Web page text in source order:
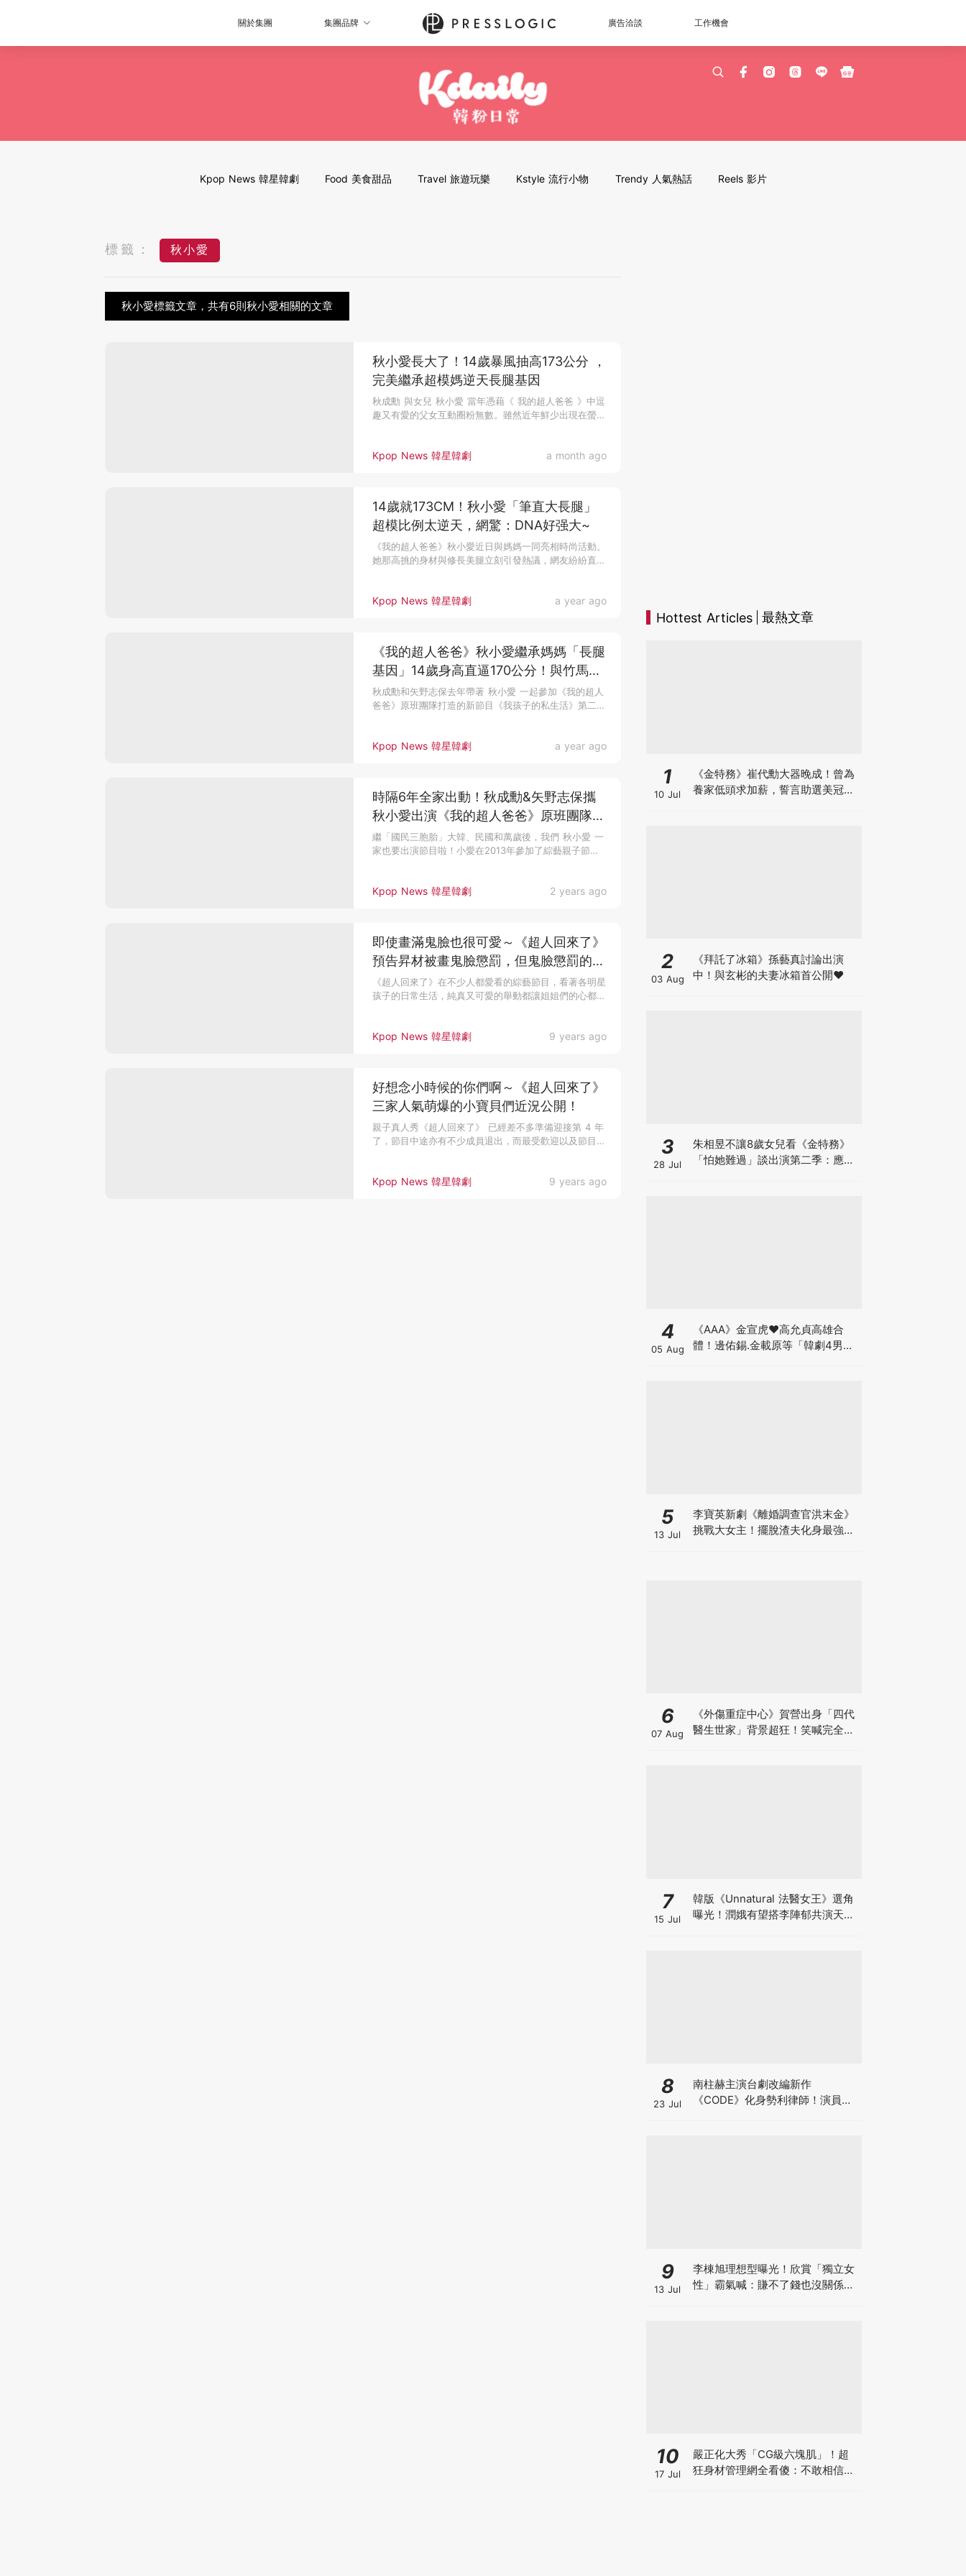
關於集團 集團品牌 廣告洽談 工作機會
Kpop News 韓星韓劇 Food 美食甜品 Travel 旅遊玩樂 Kstyle 流行小物 Trendy 人氣熱話 Reels 影片
標籤： 秋小愛
秋小愛標籤文章，共有6則秋小愛相關的文章
Kpop News 韓星韓劇 a month ago
秋小愛長大了！14歲暴風抽高173公分 ，
完美繼承超模媽逆天長腿基因
秋成勳 與女兒 秋小愛 當年憑藉《 我的超人爸爸 》中逗
趣又有愛的父女互動圈粉無數。雖然近年鮮少出現在螢光
Kpop News 韓星韓劇 a year ago
14歲就173CM！秋小愛「筆直大長腿」
超模比例太逆天，網驚：DNA好强大~
《我的超人爸爸》秋小愛近日與媽媽一同亮相時尚活動。
她那高挑的身材與修長美腿立刻引發熱議，網友紛紛直
Kpop News 韓星韓劇 a year ago
《我的超人爸爸》秋小愛繼承媽媽「長腿
基因」14歲身高直逼170公分！與竹馬拍
攝畫報好甜~
秋成勳和矢野志保去年帶著 秋小愛 一起參加《我的超人
爸爸》原班團隊打造的新節目《我孩子的私生活》第二季
Kpop News 韓星韓劇 2 years ago
時隔6年全家出動！秋成勳&矢野志保攜
秋小愛出演《我的超人爸爸》原班團隊新
節目~
繼「國民三胞胎」大韓、民國和萬歲後，我們 秋小愛 一
家也要出演節目啦！小愛在2013年參加了綜藝親子節目
Kpop News 韓星韓劇 9 years ago
即使畫滿鬼臉也很可愛～《超人回來了》
預告昇材被畫鬼臉懲罰，但鬼臉懲罰的元
祖才是他！
《超人回來了》在不少人都愛看的綜藝節目，看著各明星
孩子的日常生活，純真又可愛的舉動都讓姐姐們的心都要
Kpop News 韓星韓劇 9 years ago
好想念小時候的你們啊～《超人回來了》
三家人氣萌爆的小寶貝們近況公開！
親子真人秀《超人回來了》 已經差不多準備迎接第 4 年
了，節目中途亦有不少成員退出，而最受歡迎以及節目的
Hottest Articles 最熱文章
1
10 Jul
《金特務》崔代勳大器晚成！曾為
養家低頭求加薪，誓言助選美冠軍
2
03 Aug
《拜託了冰箱》孫藝真討論出演
中！與玄彬的夫妻冰箱首公開♥
3
28 Jul
朱相昱不讓8歲女兒看《金特務》
「怕她難過」談出演第二季：應該
4
05 Aug
《AAA》金宣虎♥高允貞高雄合
體！邊佑錫.金載原等「韓劇4男
5
13 Jul
李寶英新劇《離婚調查官洪末金》
挑戰大女主！擺脫渣夫化身最強單
6
07 Aug
《外傷重症中心》賀營出身「四代
醫生世家」背景超狂！笑喊完全沒
7
15 Jul
韓版《Unnatural 法醫女王》選角
曝光！潤娥有望搭李陣郁共演天才
8
23 Jul
南柱赫主演台劇改編新作
《CODE》化身勢利律師！演員陣
9
13 Jul
李棟旭理想型曝光！欣賞「獨立女
性」霸氣喊：賺不了錢也沒關係，
10
17 Jul
嚴正化大秀「CG級六塊肌」！超
狂身材管理網全看傻：不敢相信她